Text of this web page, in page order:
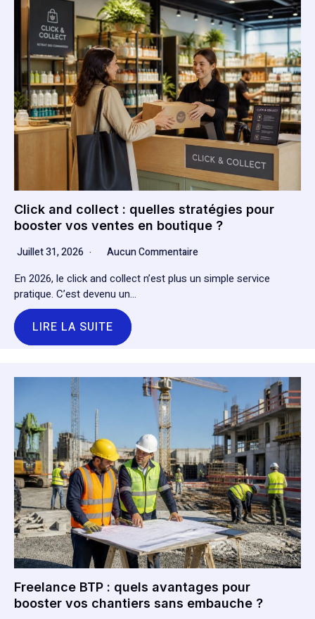
Click and collect : quelles stratégies pour
booster vos ventes en boutique ?
Juillet 31, 2026
Aucun Commentaire
En 2026, le click and collect n’est plus un simple service
pratique. C’est devenu un…
LIRE LA SUITE
Freelance BTP : quels avantages pour
booster vos chantiers sans embauche ?